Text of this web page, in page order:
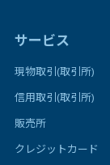
サービス
現物取引(取引所)
信用取引(取引所)
販売所
クレジットカード